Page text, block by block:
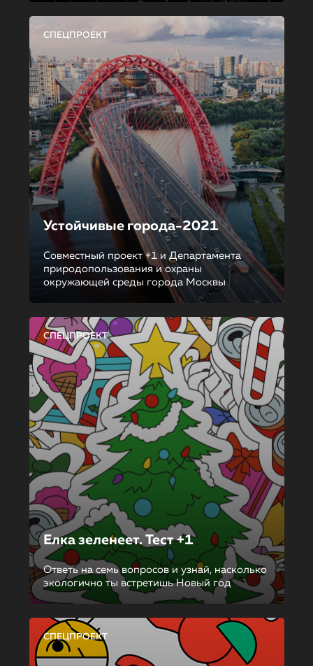
СПЕЦПРОЕКТ
Устойчивые города-2021
Совместный проект +1 и Департамента
природопользования и охраны
окружающей среды города Москвы
СПЕЦПРОЕКТ
Елка зеленеет. Тест +1
Ответь на семь вопросов и узнай, насколько
экологично ты встретишь Новый год
СПЕЦПРОЕКТ